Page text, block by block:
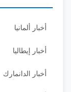
أخبار ألمانيا
أخبار إيطاليا
أخبار الدانمارك